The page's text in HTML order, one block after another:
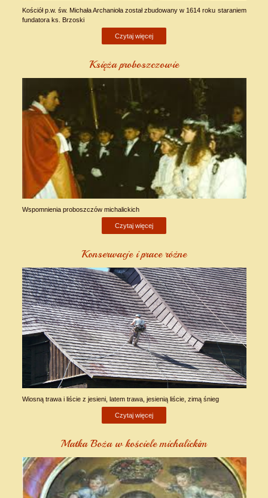
Kościół p.w. św. Michała Archanioła został zbudowany w 1614 roku staraniem
fundatora ks. Brzoski
Czytaj więcej
Księża proboszczowie
Wspomnienia proboszczów michalickich
Czytaj więcej
Konserwacje i prace różne
Wiosną trawa i liście z jesieni, latem trawa, jesienią liście, zimą śnieg
Czytaj więcej
Matka Boża w kościele michalickim